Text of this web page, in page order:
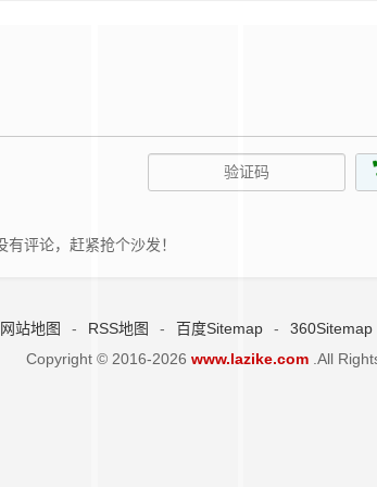
有评论，赶紧抢个沙发！
网站地图 - RSS地图 - 百度Sitemap - 360Sitemap
Copyright © 2016-2026 www.lazike.com .All